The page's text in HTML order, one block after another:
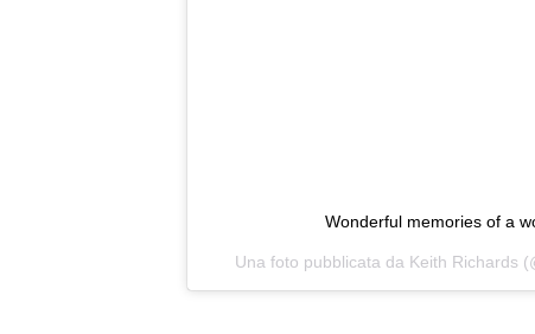
Wonderful memories of a
Una foto pubblicata da Keith Richards